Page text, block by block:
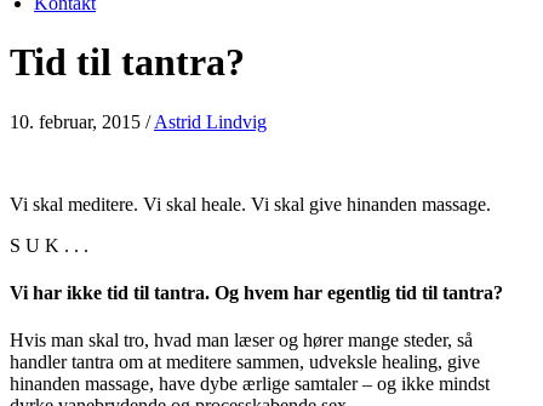
Tid til tantra?
10. februar, 2015 /Astrid Lindvig
Vi skal meditere. Vi skal heale. Vi skal give hinanden massage.
S U K . . .
Vi har ikke tid til tantra. Og hvem har egentlig tid til tantra?
Hvis man skal tro, hvad man læser og hører mange steder, så
handler tantra om at meditere sammen, udveksle healing, give
hinanden massage, have dybe ærlige samtaler – og ikke mindst